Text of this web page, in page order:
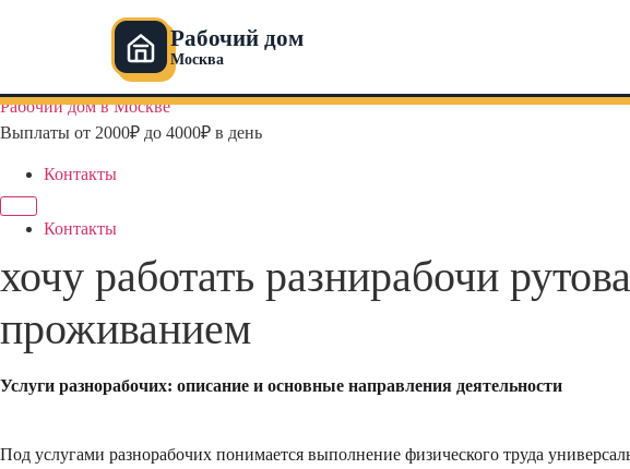
Рабочий дом
Москва
Перейти
к
Рабочий дом в Москве
Выплаты от 2000₽ до 4000₽ в день
Контакты
Контакты
хочу работать разнирабочи
проживанием
Услуги разнорабочих: описание и основные направления деятельности
Под услугами разнорабочих понимается выполнение физического труда